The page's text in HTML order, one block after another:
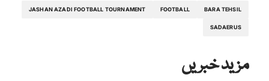
BARA TEHSIL
FOOTBALL
JASHAN AZADI FOOTBALL TOURNAMENT
SADAERUS
مزید خبریں